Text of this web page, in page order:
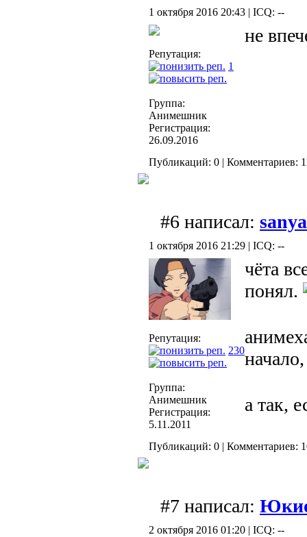
1 октября 2016 20:43 | ICQ: --
Репутация:
1
Группа:
Анимешник
Регистрация:
26.09.2016
не
Публикаций: 0 | Комментариев:
#6 написал:
1 октября 2016 21:29 | ICQ: --
Репутация:
230
Группа:
Анимешник
Регистрация:
5.11.2011
чёта
понял.
а так,
Публикаций: 0 | Комментариев:
#7 написал:
2 октября 2016 01:20 | ICQ: --